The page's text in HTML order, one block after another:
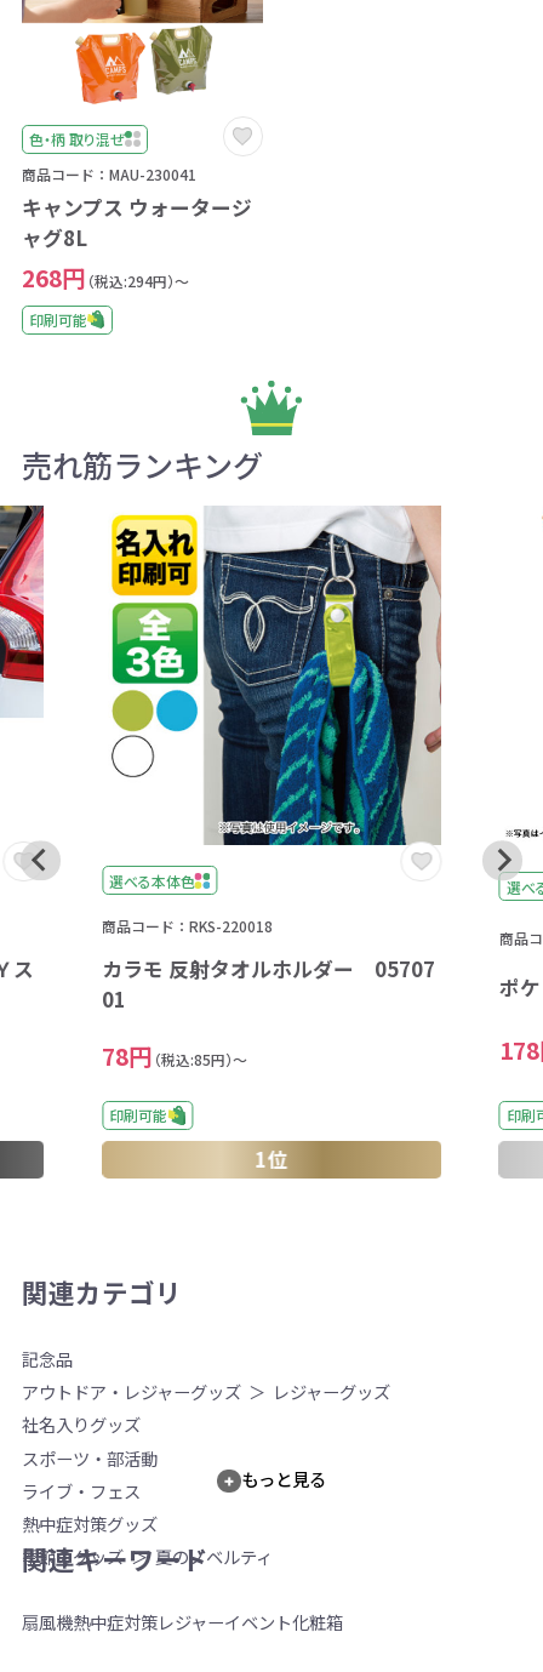
色・柄 取り混ぜ
商品コード：MAU-230041
キャンプス ウォータージ
ャグ8L
268円 （税込:294円）～
印刷可能
売れ筋ランキング
ス
選べる本体色
商品コード：RKS-220018
カラモ 反射タオルホルダー 05707
01
78円 （税込:85円）～
印刷可能
1位
選べ
商品
ポ
印刷
関連カテゴリ
記念品
アウトドア・レジャーグッズ
レジャーグッズ
社名入りグッズ
スポーツ・部活動
ライブ・フェス
熱中症対策グッズ
季節のグッズ
夏のノベルティ
もっと見る
関連キーワード
扇風機熱中症対策レジャーイベント化粧箱